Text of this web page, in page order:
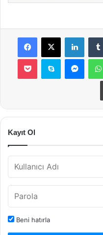
Facebook
X
Pocket Skype
Kayıt Ol
Beni hatırla